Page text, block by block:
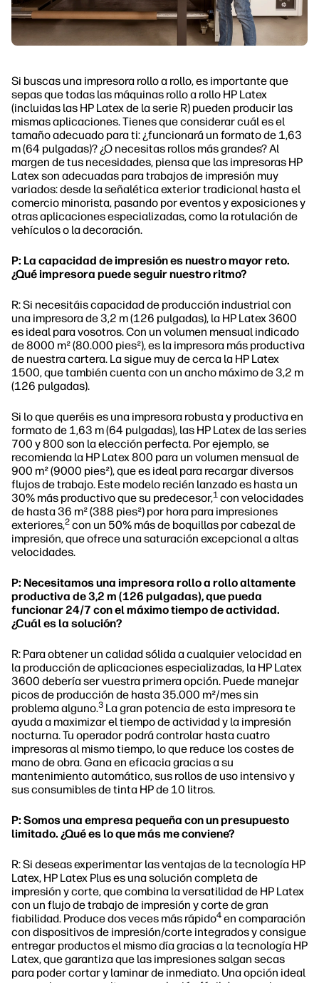
Si buscas una impresora rollo a rollo, es importante que
sepas que todas las máquinas rollo a rollo HP Latex
(incluidas las HP Latex de la serie R) pueden producir las
mismas aplicaciones. Tienes que considerar cuál es el
tamaño adecuado para ti: ¿funcionará un formato de 1,63
m (64 pulgadas)? ¿O necesitas rollos más grandes? Al
margen de tus necesidades, piensa que las impresoras HP
Latex son adecuadas para trabajos de impresión muy
variados: desde la señalética exterior tradicional hasta el
comercio minorista, pasando por eventos y exposiciones y
otras aplicaciones especializadas, como la rotulación de
vehículos o la decoración.
P: La capacidad de impresión es nuestro mayor reto.
¿Qué impresora puede seguir nuestro ritmo?
R: Si necesitáis capacidad de producción industrial con
una impresora de 3,2 m (126 pulgadas), la HP Latex 3600
es ideal para vosotros. Con un volumen mensual indicado
de 8000 m² (80.000 pies²), es la impresora más productiva
de nuestra cartera. La sigue muy de cerca la HP Latex
1500, que también cuenta con un ancho máximo de 3,2 m
(126 pulgadas).
Si lo que queréis es una impresora robusta y productiva en
formato de 1,63 m (64 pulgadas), las HP Latex de las series
700 y 800 son la elección perfecta. Por ejemplo, se
recomienda la HP Latex 800 para un volumen mensual de
900 m² (9000 pies²), que es ideal para recargar diversos
flujos de trabajo. Este modelo recién lanzado es hasta un
30% más productivo que su predecesor,1 con velocidades
de hasta 36 m² (388 pies²) por hora para impresiones
exteriores,2 con un 50% más de boquillas por cabezal de
impresión, que ofrece una saturación excepcional a altas
velocidades.
P: Necesitamos una impresora rollo a rollo altamente
productiva de 3,2 m (126 pulgadas), que pueda
funcionar 24/7 con el máximo tiempo de actividad.
¿Cuál es la solución?
R: Para obtener un calidad sólida a cualquier velocidad en
la producción de aplicaciones especializadas, la HP Latex
3600 debería ser vuestra primera opción. Puede manejar
picos de producción de hasta 35.000 m²/mes sin
problema alguno.3 La gran potencia de esta impresora te
ayuda a maximizar el tiempo de actividad y la impresión
nocturna. Tu operador podrá controlar hasta cuatro
impresoras al mismo tiempo, lo que reduce los costes de
mano de obra. Gana en eficacia gracias a su
mantenimiento automático, sus rollos de uso intensivo y
sus consumibles de tinta HP de 10 litros.
P: Somos una empresa pequeña con un presupuesto
limitado. ¿Qué es lo que más me conviene?
R: Si deseas experimentar las ventajas de la tecnología HP
Latex, HP Latex Plus es una solución completa de
impresión y corte, que combina la versatilidad de HP Latex
con un flujo de trabajo de impresión y corte de gran
fiabilidad. Produce dos veces más rápido4 en comparación
con dispositivos de impresión/corte integrados y consigue
entregar productos el mismo día gracias a la tecnología HP
Latex, que garantiza que las impresiones salgan secas
para poder cortar y laminar de inmediato. Una opción ideal